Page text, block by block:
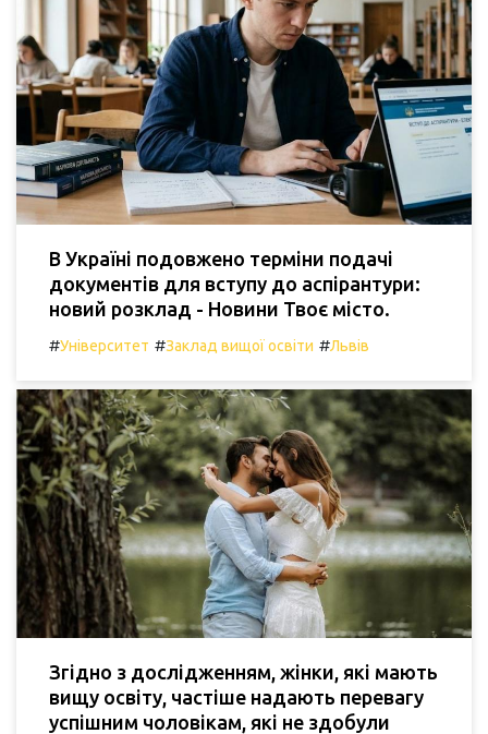
В Україні подовжено терміни подачі
документів для вступу до аспірантури:
новий розклад - Новини Твоє місто.
#Університет #Заклад вищої освіти #Львів
Згідно з дослідженням, жінки, які мають
вищу освіту, частіше надають перевагу
успішним чоловікам, які не здобули